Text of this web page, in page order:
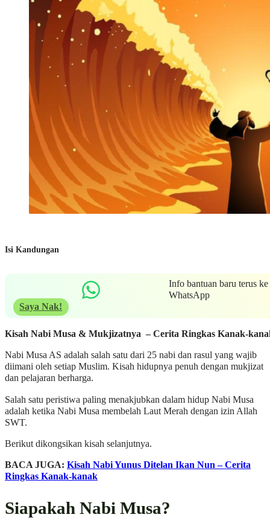
Isi Kandungan
Info bantuan baru terus ke
WhatsApp
Saya Nak!
Kisah Nabi Musa & Mukjizatnya – Cerita Ringkas Kanak-
Nabi Musa AS adalah salah satu dari 25 nabi dan rasul yang wajib
diimani oleh setiap Muslim. Kisah hidupnya penuh dengan mukjizat
dan pelajaran berharga.
Salah satu peristiwa paling menakjubkan dalam hidup Nabi Musa
adalah ketika Nabi Musa membelah Laut Merah dengan izin Allah
SWT.
Berikut dikongsikan kisah selanjutnya.
BACA JUGA: Kisah Nabi Yunus Ditelan Ikan Nun – Cerita
Ringkas Kanak-kanak
Siapakah Nabi Musa?